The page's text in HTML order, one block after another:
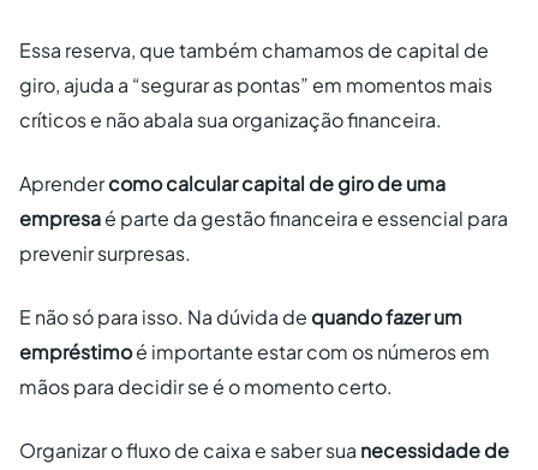
Essa reserva, que também chamamos de capital de
giro, ajuda a “segurar as pontas” em momentos mais
críticos e não abala sua organização financeira.
Aprendercomo calcular capital de giro de uma
empresaé parte da gestão financeira e essencial para
prevenir surpresas.
E não só para isso. Na dúvida de quando fazer um
empréstimoé importante estar com os números em
mãos para decidir se é o momento certo.
Organizar o fluxo de caixa e saber sua necessidade de